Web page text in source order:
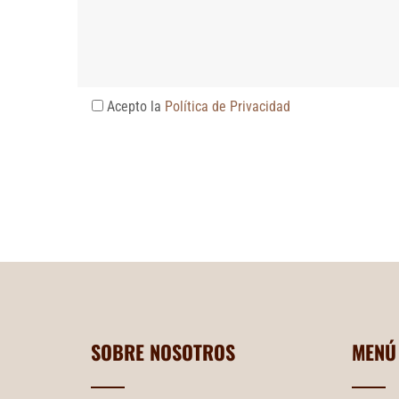
Acepto la Política de Privacidad
SOBRE NOSOTROS MENÚ